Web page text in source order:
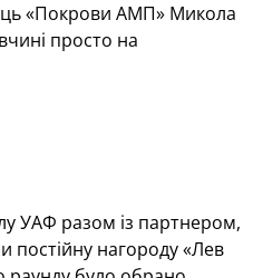
«Покрови АМП» Микола
просто на
УАФ разом із партнером,
постійну нагороду «Лев